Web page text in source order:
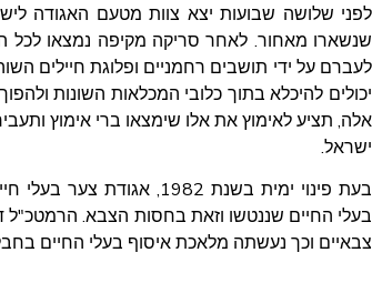
לפני שלושה שבועות יצא צוות מטעם האגודה
שנשארו מאחור. לאחר סריקה מקיפה נמצאו לכל
לעברם על ידי תושבים רחמניים ופלוגת חיילים
יכולים להיכלא בתוך כלובי המכלאות השונות
אלה, תציע לאימוץ את אלו שימצאו ברי אימוץ
ישראל.
בעת פינוי ימית בשנת
בעלי החיים שננטשו וזאת בחסות הצבא. הרמטכ"ל
צבאיים וכך נעשתה מלאכת איסוף בעלי החיים